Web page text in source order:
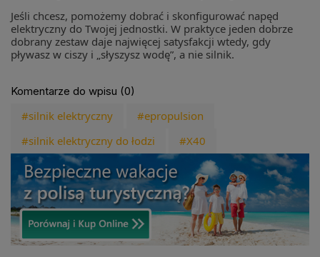
Jeśli chcesz, pomożemy dobrać i skonfigurować napęd
elektryczny do Twojej jednostki. W praktyce jeden dobrze
dobrany zestaw daje najwięcej satysfakcji wtedy, gdy
pływasz w ciszy i „słyszysz wodę”, a nie silnik.
Komentarze do wpisu (0)
#silnik elektryczny
#epropulsion
#silnik elektryczny do łodzi
#X40